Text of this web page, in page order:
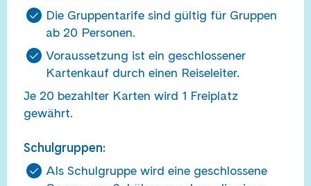
Die Gruppentarife sind gültig für Gruppen
ab 20 Personen.
Voraussetzung ist ein geschlossener
Kartenkauf durch einen Reiseleiter.
Je 20 bezahlter Karten wird 1 Freiplatz
gewährt.
Schulgruppen:
Als Schulgruppe wird eine geschlossene